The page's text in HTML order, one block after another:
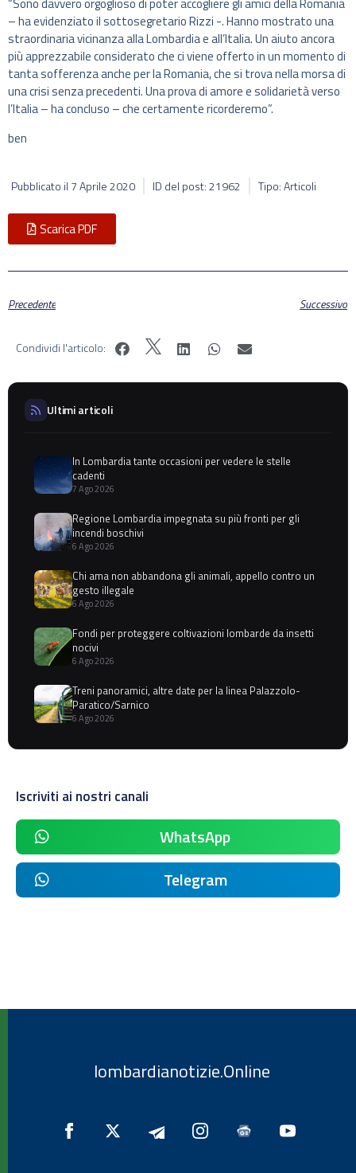
“Sono davvero orgoglioso di poter accogliere gli amici della Romania
– ha evidenziato il sottosegretario Rizzi -. Hanno mostrato una
straordinaria vicinanza alla Lombardia e all’Italia. Un aiuto ancora
più apprezzabile considerato che ci viene offerto in un momento di
tanta sofferenza anche per la Romania, che si trova nella morsa di
una crisi senza precedenti. Una prova di amore e solidarietà verso
l’Italia – ha concluso – che certamente ricorderemo”.
ben
Pubblicato il 7 Aprile 2020 ID del post: 21962 Tipo: Articoli
Scarica PDF
Precedente Successivo
Condividi l'articolo:
Ultimi articoli
In Lombardia tante occasioni per vedere le stelle
cadenti
7 Ago 2026
Regione Lombardia impegnata su più fronti per gli
incendi boschivi
6 Ago 2026
Chi ama non abbandona gli animali, appello contro un
gesto illegale
6 Ago 2026
Fondi per proteggere coltivazioni lombarde da insetti
nocivi
6 Ago 2026
Treni panoramici, altre date per la linea Palazzolo-
Paratico/Sarnico
6 Ago 2026
Iscriviti ai nostri canali
WhatsApp
Telegram
lombardianotizie.Online